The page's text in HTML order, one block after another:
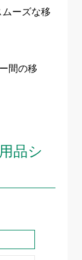
ーズな移
間の移
品シ